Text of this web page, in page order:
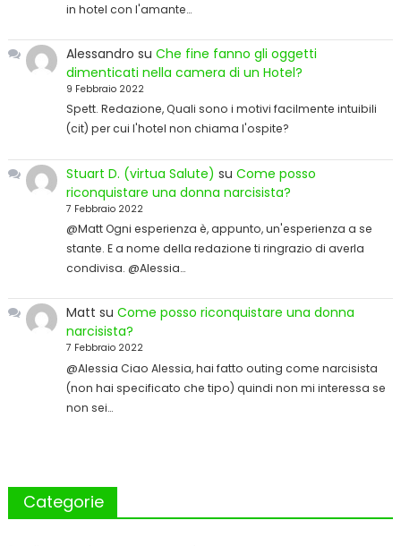
in hotel con l'amante…
Alessandro suChe fine fanno gli oggetti
dimenticati nella camera di un Hotel?
9 Febbraio 2022
Spett. Redazione, Quali sono i motivi facilmente intuibili
(cit) per cui l'hotel non chiama l'ospite?
Stuart D. (virtua Salute) suCome posso
riconquistare una donna narcisista?
7 Febbraio 2022
@Matt Ogni esperienza è, appunto, un'esperienza a se
stante. E a nome della redazione ti ringrazio di averla
condivisa. @Alessia…
Matt suCome posso riconquistare una donna
narcisista?
7 Febbraio 2022
@Alessia Ciao Alessia, hai fatto outing come narcisista
(non hai specificato che tipo) quindi non mi interessa se
non sei…
Categorie